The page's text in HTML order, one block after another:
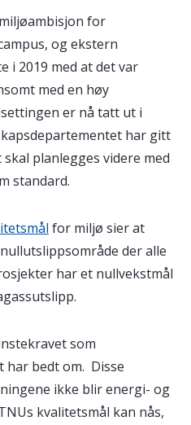
for
og ekstern
i 2019 med at det var
med en høy
er nå tatt ut i
har gitt
planlegges videre med
standard.
for miljø sier at
der alle
har et nullvekstmål
som
har bedt om. Disse
ikke blir energi- og
kvalitetsmål kan nås,